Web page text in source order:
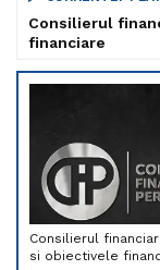
Consilierul
financiare
Consilierul
si obiectivele